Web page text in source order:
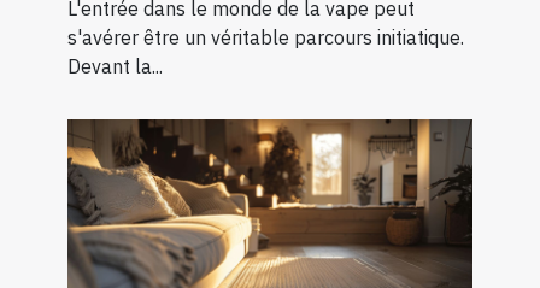
L'entrée dans le monde de la vape peut
s'avérer être un véritable parcours initiatique.
Devant la...